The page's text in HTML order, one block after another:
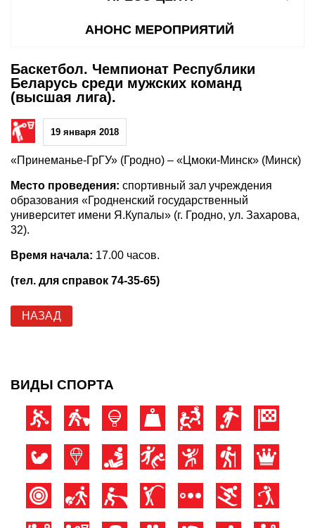
АНОНС МЕРОПРИЯТИЙ
Баскетбол. Чемпионат Республики
Беларусь среди мужских команд
(высшая лига).
19 января 2018
«Принеманье-ГрГУ» (Гродно) – «Цмоки-Минск» (Минск)
Место проведения: спортивный зал учреждения
образования «Гродненский государственный
университет имени Я.Купалы» (г. Гродно, ул. Захарова,
32).
Время начала: 17.00 часов.
(тел. для справок 74-35-65)
НАЗАД
ВИДЫ СПОРТА